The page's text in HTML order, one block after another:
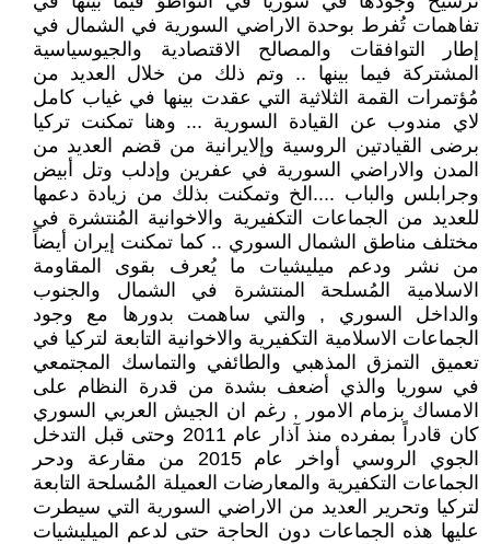
تفاهمات تُفرط بوحدة الاراضي السورية في الشمال في
إطار التوافقات والمصالح الاقتصادية والجيوسياسية
المشتركة فيما بينها .. وتم ذلك من خلال العديد من
مُؤتمرات القمة الثلاثية التي عقدت بينها في غياب كامل
لاي مندوب عن القيادة السورية ... وهنا تمكنت تركيا
برضى القيادتين الروسية وإلايرانية من قضم العديد من
المدن والاراضي السورية في عفرين وإدلب وتل أبيض
وجرابلس والباب ....الخ وتمكنت بذلك من زيادة دعمها
للعديد من الجماعات التكفيرية والاخوانية المُنتشرة في
مختلف مناطق الشمال السوري .. كما تمكنت إيران أيضاً
من نشر ودعم ميليشيات ما يُعرف بقوى المقاومة
الاسلامية المُسلحة المنتشرة في الشمال والجنوب
والداخل السوري , والتي ساهمت بدورها مع وجود
الجماعات الاسلامية التكفيرية والاخوانية التابعة لتركيا في
تعميق التمزق المذهبي والطائفي والتماسك المجتمعي
في سوريا والذي أضعف بشدة من قدرة النظام على
الامساك بزمام الامور , رغم ان الجيش العربي السوري
كان قادراً بمفرده منذ آذار عام 2011 وحتى قبل التدخل
الجوي الروسي أواخر عام 2015 من مقارعة ودحر
الجماعات التكفيرية والمعارضات العميلة المُسلحة التابعة
لتركيا وتحرير العديد من الاراضي السورية التي سيطرت
عليها هذه الجماعات دون الحاجة حتى لدعم الميليشيات